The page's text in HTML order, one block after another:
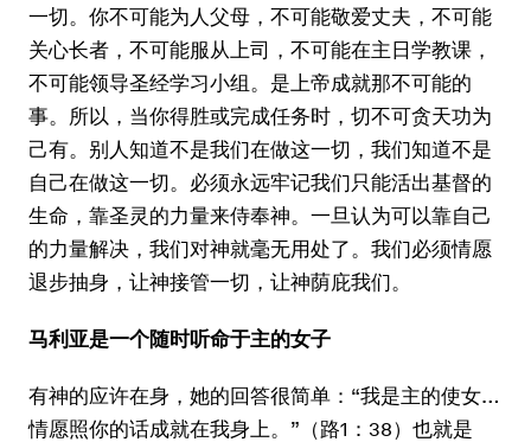
一切。你不可能为人父母，不可能敬爱丈夫，不可能
关心长者，不可能服从上司，不可能在主日学教课，
不可能领导圣经学习小组。是上帝成就那不可能的
事。所以，当你得胜或完成任务时，切不可贪天功为
己有。别人知道不是我们在做这一切，我们知道不是
自己在做这一切。必须永远牢记我们只能活出基督的
生命，靠圣灵的力量来侍奉神。一旦认为可以靠自己
的力量解决，我们对神就毫无用处了。我们必须情愿
退步抽身，让神接管一切，让神荫庇我们。
马利亚是一个随时听命于主的女子
有神的应许在身，她的回答很简单：“我是主的使女…
情愿照你的话成就在我身上。”（路1：38）也就是